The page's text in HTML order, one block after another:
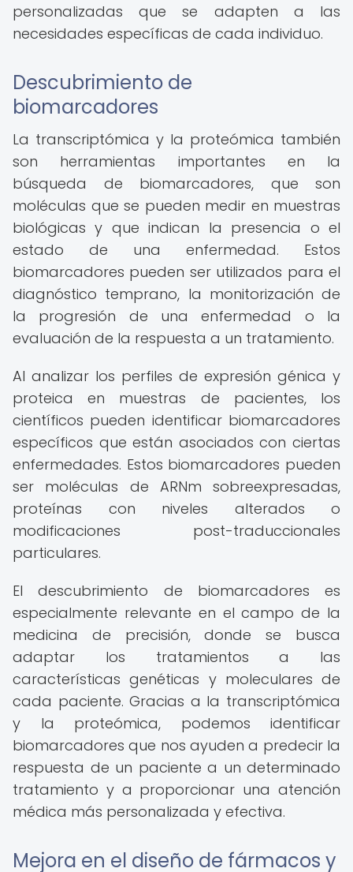
personalizadas que se adapten a las
necesidades específicas de cada individuo.
Descubrimiento de
biomarcadores
La transcriptómica y la proteómica también
son herramientas importantes en la
búsqueda de biomarcadores, que son
moléculas que se pueden medir en muestras
biológicas y que indican la presencia o el
estado de una enfermedad. Estos
biomarcadores pueden ser utilizados para el
diagnóstico temprano, la monitorización de
la progresión de una enfermedad o la
evaluación de la respuesta a un tratamiento.
Al analizar los perfiles de expresión génica y
proteica en muestras de pacientes, los
científicos pueden identificar biomarcadores
específicos que están asociados con ciertas
enfermedades. Estos biomarcadores pueden
ser moléculas de ARNm sobreexpresadas,
proteínas con niveles alterados o
modificaciones post-traduccionales
particulares.
El descubrimiento de biomarcadores es
especialmente relevante en el campo de la
medicina de precisión, donde se busca
adaptar los tratamientos a las
características genéticas y moleculares de
cada paciente. Gracias a la transcriptómica
y la proteómica, podemos identificar
biomarcadores que nos ayuden a predecir la
respuesta de un paciente a un determinado
tratamiento y a proporcionar una atención
médica más personalizada y efectiva.
Mejora en el diseño de fármacos y